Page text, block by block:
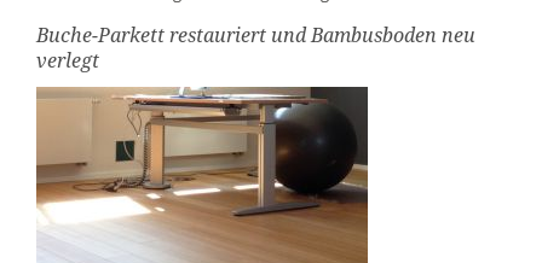
Buche-Parkett restauriert und Bambusboden neu
verlegt